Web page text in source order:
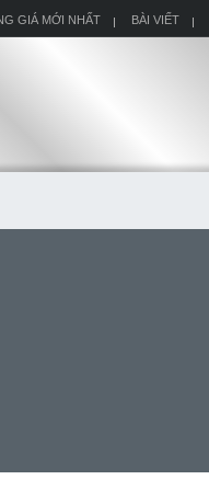
GIÁ MỚI NHẤT BÀI VIẾT